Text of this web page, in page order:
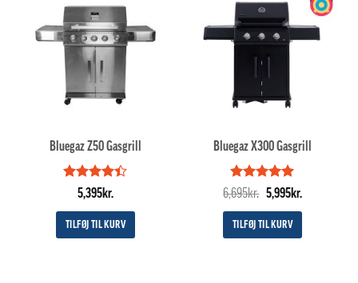
Bluegaz Z50 Gasgrill
Vurderet
ud af
5
5,395kr.
TILFØJ TIL KURV
Bluegaz X300 Gasgrill
Vurderet5
ud af 5
6,695kr. Den
pris
var:
5,995kr.
TILFØJ TIL KURV